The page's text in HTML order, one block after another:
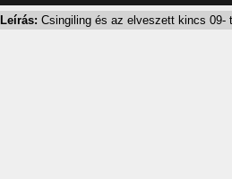
Leírás: Csingiling és az elveszett kincs 09-